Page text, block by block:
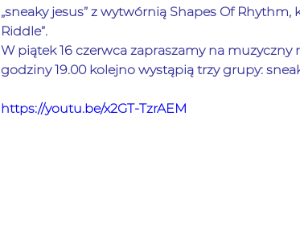
„sneaky jesus” z wytwórnią Shapes Of
Riddle”.
W piątek 16 czerwca zapraszamy na
godziny 19.00 kolejno wystąpią trzy grupy:
https://youtu.be/x2GT-TzrAEM